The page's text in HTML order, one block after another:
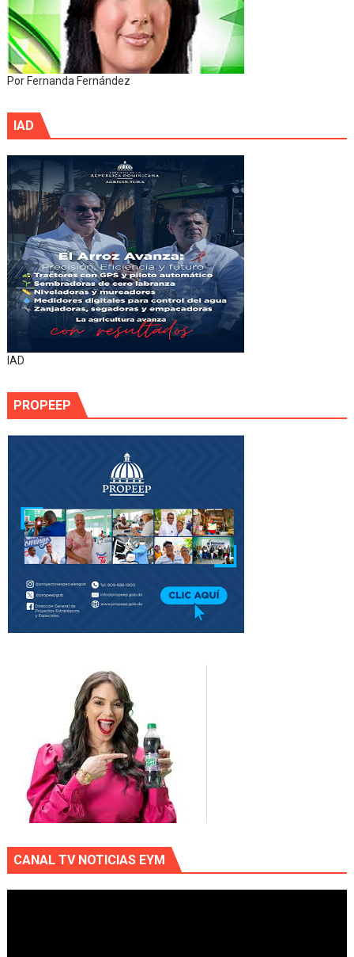
Por Fernanda Fernández
IAD
IAD
PROPEEP
CANAL TV NOTICIAS EYM